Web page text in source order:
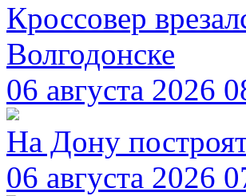
Кроссовер
Волгодонске
06 августа 2026
На Дону
06 августа 2026